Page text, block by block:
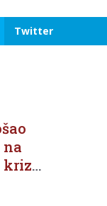
Twitter